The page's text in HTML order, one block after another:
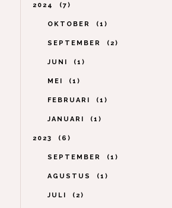
2024 7
OKTOBER 1
SEPTEMBER 2
JUNI 1
MEI 1
FEBRUARI 1
JANUARI 1
2023 6
SEPTEMBER 1
AGUSTUS 1
JULI 2